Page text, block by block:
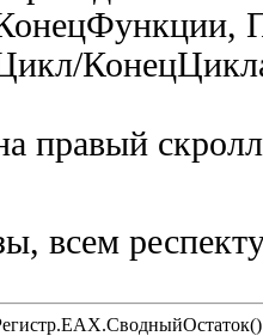
правый
всем